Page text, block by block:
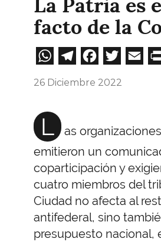
La Patria es
facto de la
WhatsApp
Telegram
26 Diciembre 2022
L
as
emitieron un
coparticipación y
cuatro miembros del
Ciudad no afecta al
antifederal, sino
presupuesto nacional,